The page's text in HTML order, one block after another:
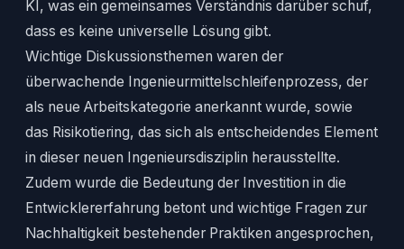
KI, was ein gemeinsames Verständnis darüber schuf,
dass es keine universelle Lösung gibt.
Wichtige Diskussionsthemen waren der
überwachende Ingenieurmittelschleifenprozess, der
als neue Arbeitskategorie anerkannt wurde, sowie
das Risikotiering, das sich als entscheidendes Element
in dieser neuen Ingenieursdisziplin herausstellte.
Zudem wurde die Bedeutung der Investition in die
Entwicklererfahrung betont und wichtige Fragen zur
Nachhaltigkeit bestehender Praktiken angesprochen,